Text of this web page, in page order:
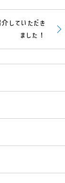
していただき
ました！